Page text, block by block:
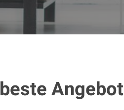
beste Angebot